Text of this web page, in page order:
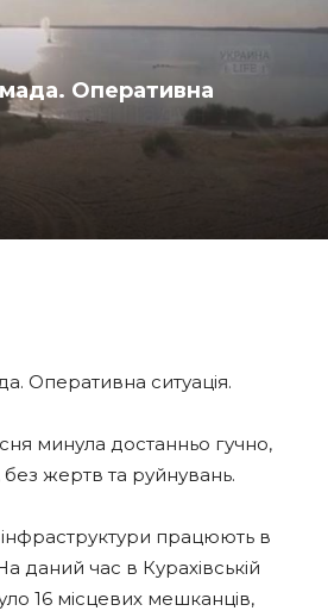
Оперативна
Оперативна ситуація.
минула достанньо гучно,
без жертв та руйнувань.
інфраструктури працюють в
даний час в Курахівській
16 місцевих мешканців,